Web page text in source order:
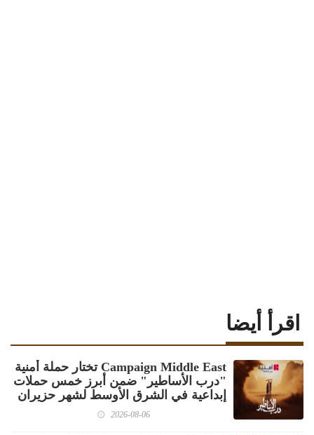
اقرأ أيضا
Campaign Middle East تختار حملة أمنية
"درب الأساطير" ضمن أبرز خمس حملات
إبداعية في الشرق الأوسط لشهر حزيران
2026-08-06